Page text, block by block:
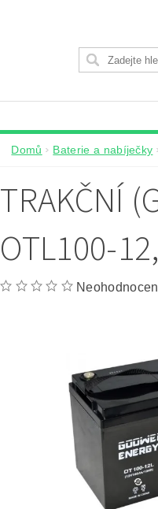
Domů Baterie a nabíječky
TRAKČNÍ
OTL100-